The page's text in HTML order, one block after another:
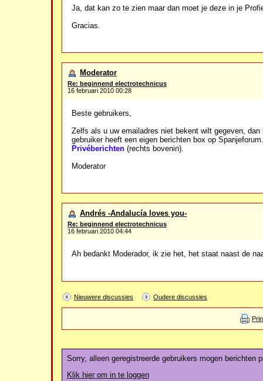
Ja, dat kan zo te zien maar dan moet je deze in je
Gracias.
Moderator
Re: beginnend electrotechnicus
16 februari 2010 00:28
Beste gebruikers,
Zelfs als u uw emailadres niet bekent wilt gegeven,
gebruiker heeft een eigen berichten box op
Privéberichten (rechts bovenin).
Moderator
Andrés -Andalucía loves you-
Re: beginnend electrotechnicus
16 februari 2010 04:44
Ah bedankt Moderador, ik zie het, het staat naast de
Nieuwere discussies Oudere discussies
Sorry, alleen geregistreerde gebruikers mogen berichten
Klik hier om in te loggen